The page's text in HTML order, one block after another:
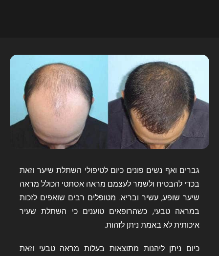
גברים ואף נשים פונים כיום לטיפולי השתלת שיער וזאת
בכדי להבטיח ולשמר לעצמם מראה אסתטי הכולל מראה
שיער שופע, עשיר ובריא. מטופלים רבים שואפים לזכות
במראה טבעי, כשהרופאים טוענים כי השתלת שעיר
איכותית לא באמת ניתן לזהות.
כיום ניתן ליהנות מתוצאות בעלות מראה טבעי וזאת